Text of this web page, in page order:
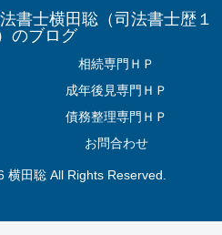
書士横田聡（司法書士歴１
のブログ
相続専門ＨＰ
成年後見専門ＨＰ
債務整理専門ＨＰ
お問合わせ
横田聡 All Rights Reserved.